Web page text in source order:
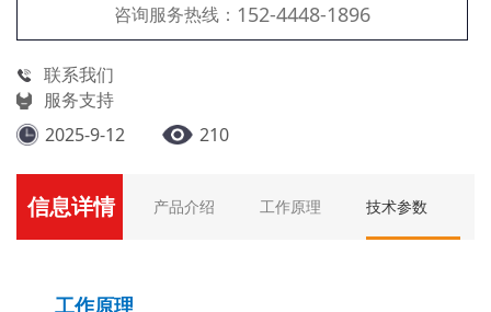
咨询服务热线： 152-4448-1896
联系我们
服务支持
2025-9-12
210
信息详情 产品介绍 工作原理 技术参数
工作原理